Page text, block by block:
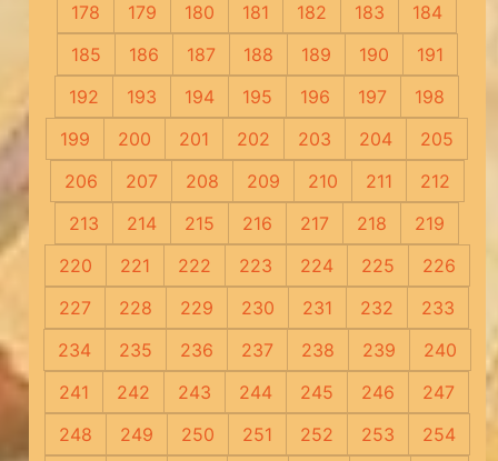
178
179 180 181 182 183
184
185
186 187 188 189 190
191
192
193 194 195 196 197
198
199
200 201 202 203 204
205
206
207 208 209 210 211
212
213
214 215 216 217 218
219
220
221 222 223 224 225
226
227
228 229 230 231 232
233
234
235 236 237 238 239
240
241
242 243 244 245 246
247
248
249 250 251 252 253
254